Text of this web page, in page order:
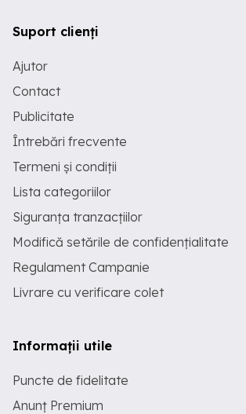
Suport clienți
Ajutor
Contact
Publicitate
Întrebări frecvente
Termeni și condiții
Lista categoriilor
Siguranța tranzacțiilor
Modifică setările de confidențialitate
Regulament Campanie
Livrare cu verificare colet
Informații utile
Puncte de fidelitate
Anunț Premium